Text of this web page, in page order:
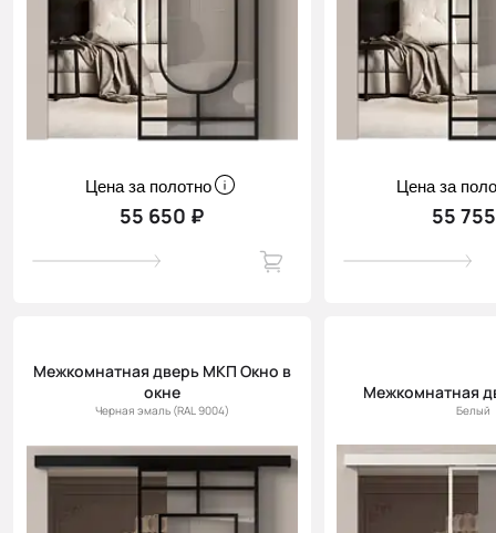
Цена за полотно
55 650 ₽
Цена за
55
Межкомнатная дверь МКП Окно в
окне
Черная эмаль (RAL 9004)
Межкомнатная
Белый